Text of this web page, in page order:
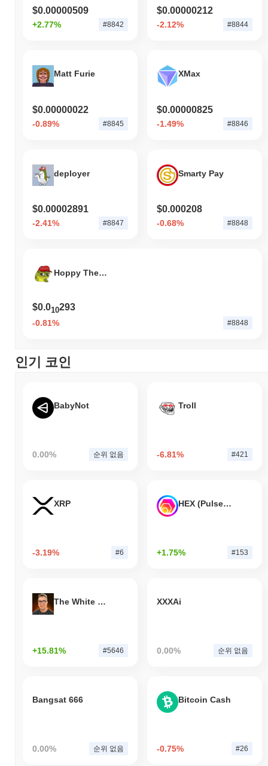
$0.00000509
+2.77% #8842
$0.00000212
-2.12% #8844
Matt Furie
$0.00000022
-0.89% #8845
XMax
$0.00000825
-1.49% #8846
deployer
$0.00002891
-2.41% #8847
Smarty Pay
$0.000208
-0.68% #8848
Hoppy The Frog
$0.010293
-0.81% #8848
인기 코인
BabyNot
0.00% 순위 없음
Troll
-6.81% #421
XRP
-3.19% #6
HEX (Pulsechain)
+1.75% #153
The White Bull
+15.81% #5646
XXXAi
0.00% 순위 없음
Bangsat 666
0.00% 순위 없음
Bitcoin Cash
-0.75% #26